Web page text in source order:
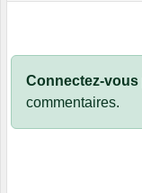
Connectez-vous
commentaires.